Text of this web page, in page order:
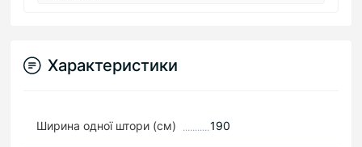
Характеристики
Ширина одної штори (см) 190